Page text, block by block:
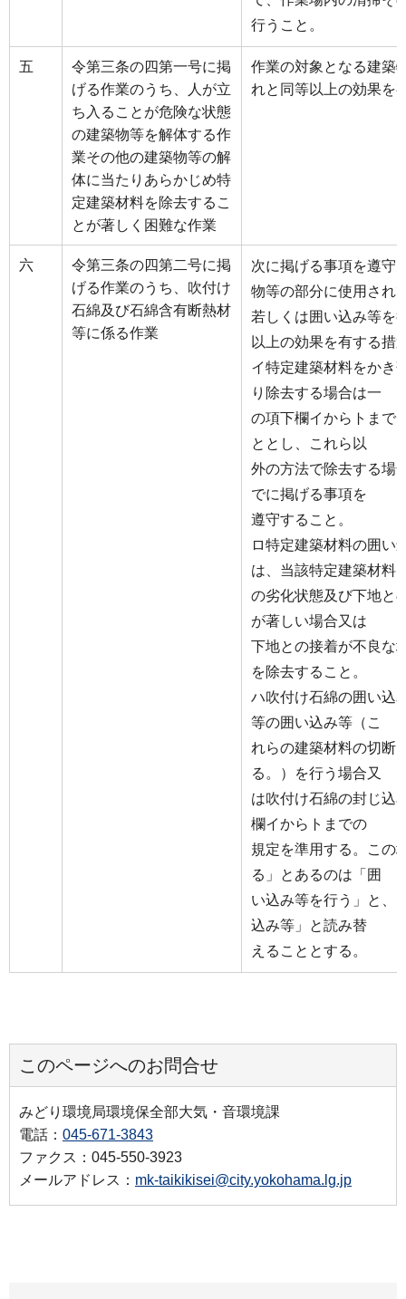
行うこと。
五
令第三条の四第一号に掲
げる作業のうち、人が立
ち入ることが危険な状態
の建築物等を解体する作
業その他の建築物等の解
体に当たりあらかじめ特
定建築材料を除去するこ
とが著しく困難な作業
作業の対象となる建築
れと同等以上の効果を
六
令第三条の四第二号に掲
げる作業のうち、吹付け
石綿及び石綿含有断熱材
等に係る作業
次に掲げる事項を遵守
物等の部分に使用され
若しくは囲い込み等を
以上の効果を有する措
イ特定建築材料をかき
り除去する場合は一
の項下欄イからトまで
ととし、これら以
外の方法で除去する場
でに掲げる事項を
遵守すること。
ロ特定建築材料の囲い
は、当該特定建築材料
の劣化状態及び下地と
が著しい場合又は
下地との接着が不良な
を除去すること。
ハ吹付け石綿の囲い込
等の囲い込み等（こ
れらの建築材料の切断
る。）を行う場合又
は吹付け石綿の封じ込
欄イからトまでの
規定を準用する。この
る」とあるのは「囲
い込み等を行う」と、
込み等」と読み替
えることとする。
このページへのお問合せ
みどり環境局環境保全部大気・音環境課
電話： 045-671-3843
ファクス：045-550-3923
メールアドレス： mk-taikikisei@city.yokohama.lg.jp